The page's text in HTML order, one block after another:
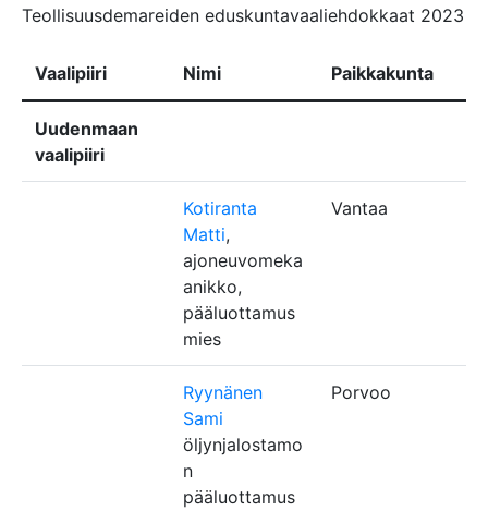
Teollisuusdemareiden eduskuntavaaliehdokkaat 2023
Vaalipiiri Nimi Paikkakunta
Uudenmaan
vaalipiiri
Kotiranta
Matti,
ajoneuvomeka
anikko,
pääluottamus
mies
Vantaa
Ryynänen
Sami
öljynjalostamo
n
pääluottamus
Porvoo